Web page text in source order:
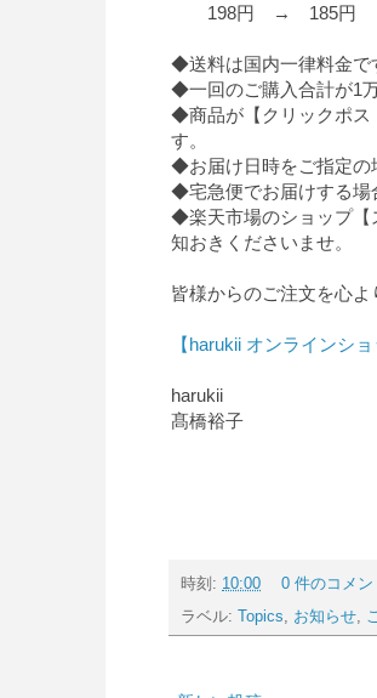
198円 → 185円
◆送料は国内一律料金で
◆一回のご購入合計が1
◆商品が【クリックポス
す。
◆お届け日時をご指定の
◆宅急便でお届けする場
◆楽天市場のショップ【
知おきくださいませ。
皆様からのご注文を心よ
【harukii オンラインシ
harukii
髙橋裕子
時刻: 10:00
0 件のコメン
ラベル: Topics, お知らせ,